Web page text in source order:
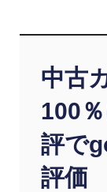
中古
100
評で
評価